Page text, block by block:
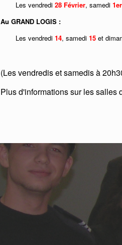
Les vendredi 28 Février, samedi 1er
Au GRAND LOGIS :
Les vendredi 14, samedi 15 et
(Les vendredis et samedis à
Plus d'informations sur les salles